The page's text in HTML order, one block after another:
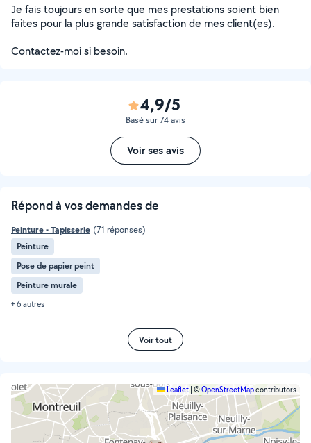
Je fais toujours en sorte que mes prestations soient bien
faites pour la plus grande satisfaction de mes client(es).
Contactez-moi si besoin.
4,9/5
Basé sur 74 avis
Voir ses avis
Répond à vos demandes de
Peinture - Tapisserie (71 réponses)
Peinture
Pose de papier peint
Peinture murale
+ 6 autres
Voir tout
Leaflet ©OpenStreetMapcontributors